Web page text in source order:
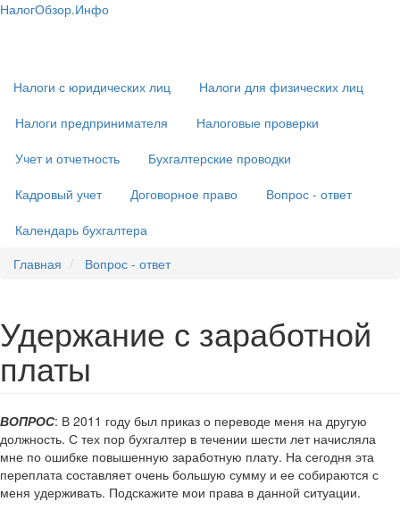
Перейти
НалогОбзор.Инфо
Налоги с юридических лиц
Налоги для физических лиц
Налоги предпринимателя
Налоговые проверки
Учет и отчетность
Бухгалтерские проводки
Кадровый учет
Договорное право
Вопрос - ответ
Календарь бухгалтера
Главная
Вопрос - ответ
Удержание с заработной
платы
ВОПРОС: В 2011 году был приказ о переводе меня на другую
должность. С тех пор бухгалтер в течении шести лет начисляла
мне по ошибке повышенную заработную плату. На сегодня эта
переплата составляет очень большую сумму и ее собираются с
меня удерживать. Подскажите мои права в данной ситуации.